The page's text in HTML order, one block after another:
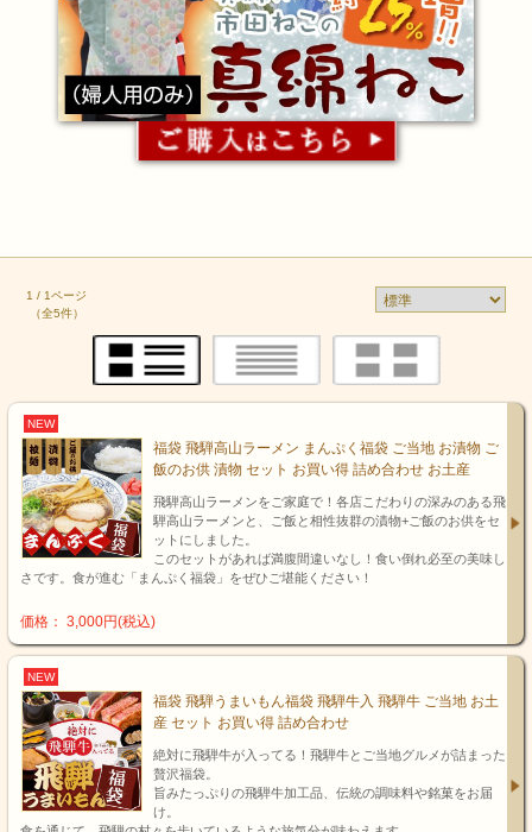
1 / 1ページ
（全5件）
NEW
福袋 飛騨高山ラーメン まんぷく福袋 ご当地 お漬物 ご
飯のお供 漬物 セット お買い得 詰め合わせ お土産
飛騨高山ラーメンをご家庭で！各店こだわりの深みのある飛
騨高山ラーメンと、ご飯と相性抜群の漬物+ご飯のお供をセ
ットにしました。
このセットがあれば満腹間違いなし！食い倒れ必至の美味し
さです。食が進む「まんぷく福袋」をぜひご堪能ください！
価格： 3,000円(税込)
NEW
福袋 飛騨うまいもん福袋 飛騨牛入 飛騨牛 ご当地 お土
産 セット お買い得 詰め合わせ
絶対に飛騨牛が入ってる！飛騨牛とご当地グルメが詰まった
贅沢福袋。
旨みたっぷりの飛騨牛加工品、伝統の調味料や銘菓をお届
け。